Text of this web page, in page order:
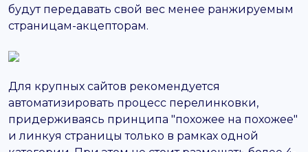
будут передавать свой вес менее ранжируемым
страницам-акцепторам.
Для крупных сайтов рекомендуется
автоматизировать процесс перелинковки,
придерживаясь принципа "похожее на похожее"
и линкуя страницы только в рамках одной